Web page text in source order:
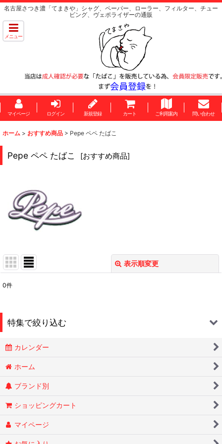
名古屋さつき濃「てまきや」シャグ、ペーパー、ローラー、フィルター、チュー
ビング、ヴェポライザーの通販
メニュー
マイページ ログイン 新規登録 カート ご利用案内 問い合わせ
ホーム > おすすめ商品 > Pepe ペペ たばこ
Pepe ペペ たばこ [おすすめ商品]
表示順変更
0件
特集で絞り込む
ESSENZE
カレンダー
ホーム
ブランド別
ショッピングカート
マイページ